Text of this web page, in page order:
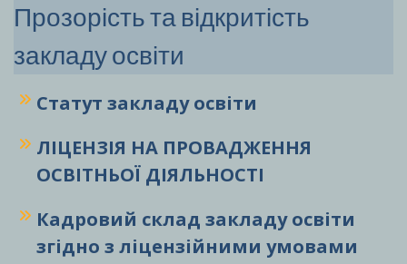
Прозорість та відкритість
закладу освіти
Статут закладу освіти
ЛІЦЕНЗІЯ НА ПРОВАДЖЕННЯ
ОСВІТНЬОЇ ДІЯЛЬНОСТІ
Кадровий склад закладу освіти
згідно з ліцензійними умовами